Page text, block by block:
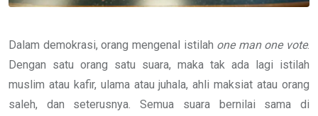
Dalam demokrasi, orang mengenal istilah one man one vote.
Dengan satu orang satu suara, maka tak ada lagi istilah
muslim atau kafir, ulama atau juhala, ahli maksiat atau orang
saleh, dan seterusnya. Semua suara bernilai sama di